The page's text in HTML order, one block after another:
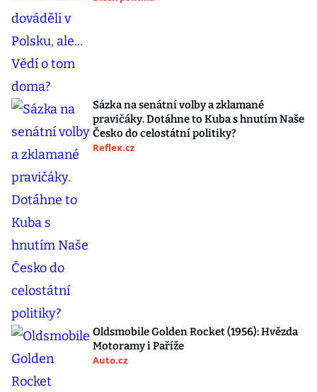
Sázka na senátní volby a zklamané
pravičáky. Dotáhne to Kuba s hnutím Naše
Česko do celostátní politiky?
Reflex.cz
Oldsmobile Golden Rocket (1956): Hvězda
Motoramy i Paříže
Auto.cz